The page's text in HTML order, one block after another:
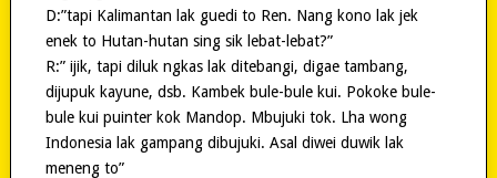
D:”tapi Kalimantan lak guedi to Ren. Nang kono lak jek
enek to Hutan-hutan sing sik lebat-lebat?”
R:” ijik, tapi diluk ngkas lak ditebangi, digae tambang,
dijupuk kayune, dsb. Kambek bule-bule kui. Pokoke bule-
bule kui puinter kok Mandop. Mbujuki tok. Lha wong
Indonesia lak gampang dibujuki. Asal diwei duwik lak
meneng to”